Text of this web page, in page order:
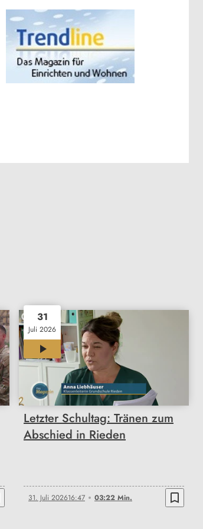
31
Juli 2026
03:22
Letzter Schultag: Tränen zum
Abschied in Rieden
31. Juli 202616:47 03:22 Min. bookmark_border